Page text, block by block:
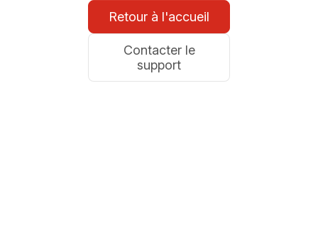
Retour à l'accueil
Contacter le
support